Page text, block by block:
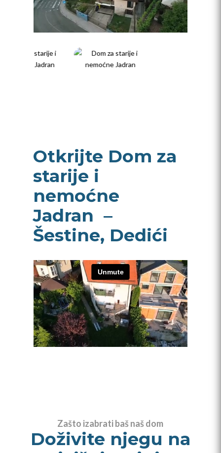
Otkrijte Dom za
starije i
nemoćne
Jadran –
Šestine, Dedići
Zašto izabrati baš naš dom
Doživite njegu na